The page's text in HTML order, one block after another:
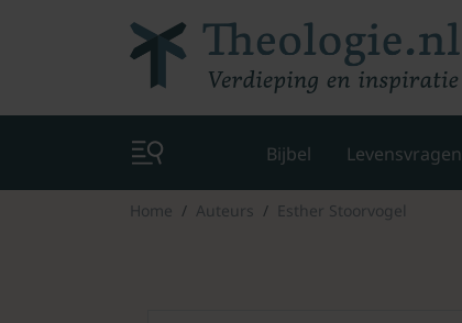
Bijbel Levensvragen
Home Auteurs Esther Stoorvogel